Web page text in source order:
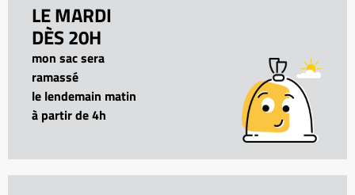
LE MARDI
DÈS 20H
mon sac sera
ramassé
le lendemain matin
à partir de 4h